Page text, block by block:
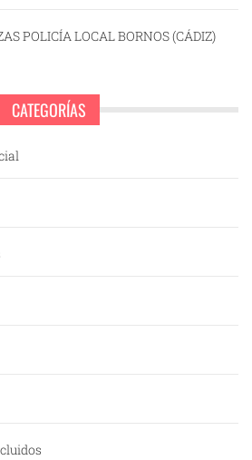
POLICÍA LOCAL BORNOS (CÁDIZ)
CATEGORÍAS